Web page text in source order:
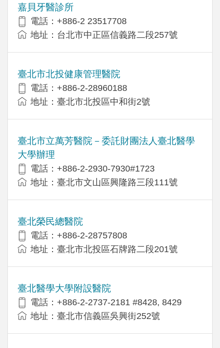
嘉貝牙醫診所
電話：+886-2 23517708
地址：台北市中正區信義路二段257號
臺北市北投健康管理醫院
電話：+886-2-28960188
地址：臺北市北投區中和街2號
臺北市立萬芳醫院－委託財團法人臺北醫學
大學辦理
電話：+886-2-2930-7930#1723
地址：臺北市文山區興隆路三段111號
臺北榮民總醫院
電話：+886-2-28757808
地址：臺北市北投區石牌路二段201號
臺北醫學大學附設醫院
電話：+886-2-2737-2181 #8428, 8429
地址：臺北市信義區吳興街252號